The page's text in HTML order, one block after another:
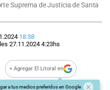
Suprema de Justicia de Santa
18:38
27.11.2024 4:23hs
+ Agregar El Litoral en
a tus medios preferidos en Google